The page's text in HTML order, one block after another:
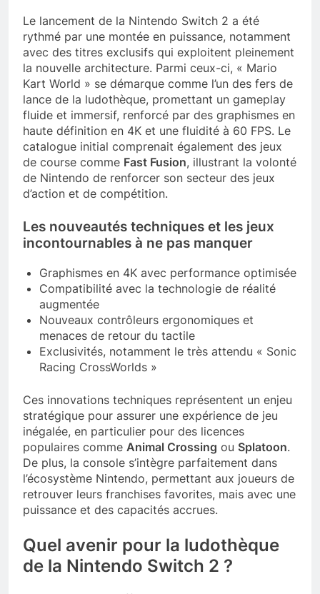
Le lancement de la Nintendo Switch 2 a été
rythmé par une montée en puissance, notamment
avec des titres exclusifs qui exploitent pleinement
la nouvelle architecture. Parmi ceux-ci, « Mario
Kart World » se démarque comme l’un des fers de
lance de la ludothèque, promettant un gameplay
fluide et immersif, renforcé par des graphismes en
haute définition en 4K et une fluidité à 60 FPS. Le
catalogue initial comprenait également des jeux
de course comme Fast Fusion, illustrant la volonté
de Nintendo de renforcer son secteur des jeux
d’action et de compétition.
Les nouveautés techniques et les jeux
incontournables à ne pas manquer
Graphismes en 4K avec performance optimisée
Compatibilité avec la technologie de réalité
augmentée
Nouveaux contrôleurs ergonomiques et
menaces de retour du tactile
Exclusivités, notamment le très attendu « Sonic
Racing CrossWorlds »
Ces innovations techniques représentent un enjeu
stratégique pour assurer une expérience de jeu
inégalée, en particulier pour des licences
populaires comme Animal Crossing ou Splatoon.
De plus, la console s’intègre parfaitement dans
l’écosystème Nintendo, permettant aux joueurs de
retrouver leurs franchises favorites, mais avec une
puissance et des capacités accrues.
Quel avenir pour la ludothèque
de la Nintendo Switch 2 ?